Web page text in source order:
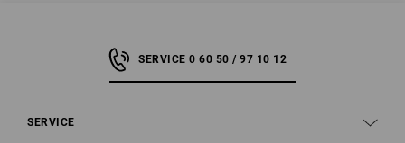
SERVICE 0 60 50 / 97 10 12
SERVICE